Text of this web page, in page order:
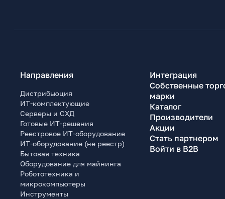
Направления
Дистрибьюция
ИТ-комплектующие
Серверы и СХД
Готовые ИТ-решения
Реестровое ИТ-оборудование
ИТ-оборудование (не реестр)
Бытовая техника
Оборудование для майнинга
Робототехника и
микрокомпьютеры
Инструменты
Интеграция
Собственные
марки
Каталог
Производители
Акции
Стать партнером
Войти в B2B